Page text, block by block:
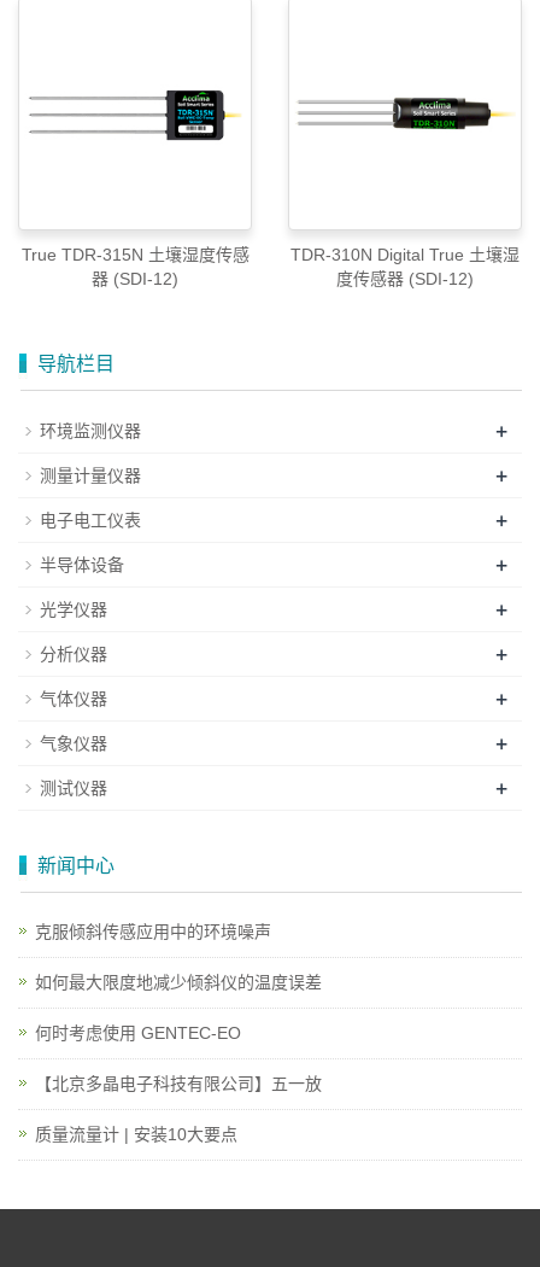
True TDR-315N 土壤湿度传感
器 (SDI-12)
TDR-310N Digital True 土壤湿
度传感器 (SDI-12)
导航栏目
环境监测仪器 +
测量计量仪器 +
电子电工仪表 +
半导体设备 +
光学仪器 +
分析仪器 +
气体仪器 +
气象仪器 +
测试仪器 +
新闻中心
克服倾斜传感应用中的环境噪声
如何最大限度地减少倾斜仪的温度误差
何时考虑使用 GENTEC-EO
【北京多晶电子科技有限公司】五一放
质量流量计 | 安装10大要点